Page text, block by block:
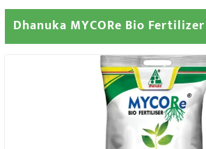
Dhanuka MYCORe Bio Fertilizer